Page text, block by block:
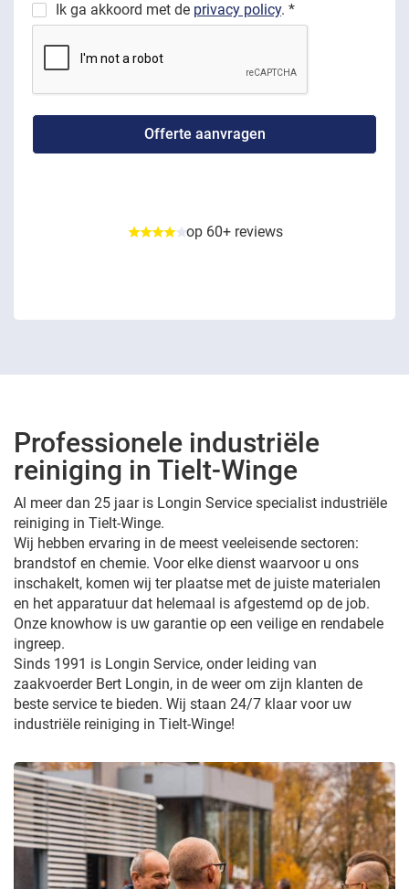
Ik ga akkoord met de privacy policy. *
op 60+ reviews
Professionele industriële
reiniging in Tielt-Winge
Al meer dan 25 jaar is Longin Service specialist industriële
reiniging in Tielt-Winge.
Wij hebben ervaring in de meest veeleisende sectoren:
brandstof en chemie. Voor elke dienst waarvoor u ons
inschakelt, komen wij ter plaatse met de juiste materialen
en het apparatuur dat helemaal is afgestemd op de job.
Onze knowhow is uw garantie op een veilige en rendabele
ingreep.
Sinds 1991 is Longin Service, onder leiding van
zaakvoerder Bert Longin, in de weer om zijn klanten de
beste service te bieden. Wij staan 24/7 klaar voor uw
industriële reiniging in Tielt-Winge!